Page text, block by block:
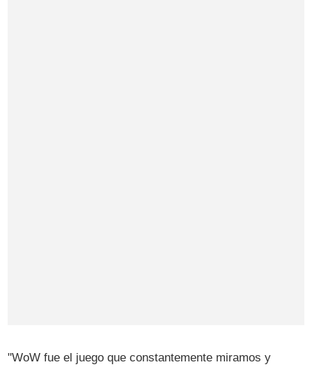
"WoW fue el juego que constantemente miramos y